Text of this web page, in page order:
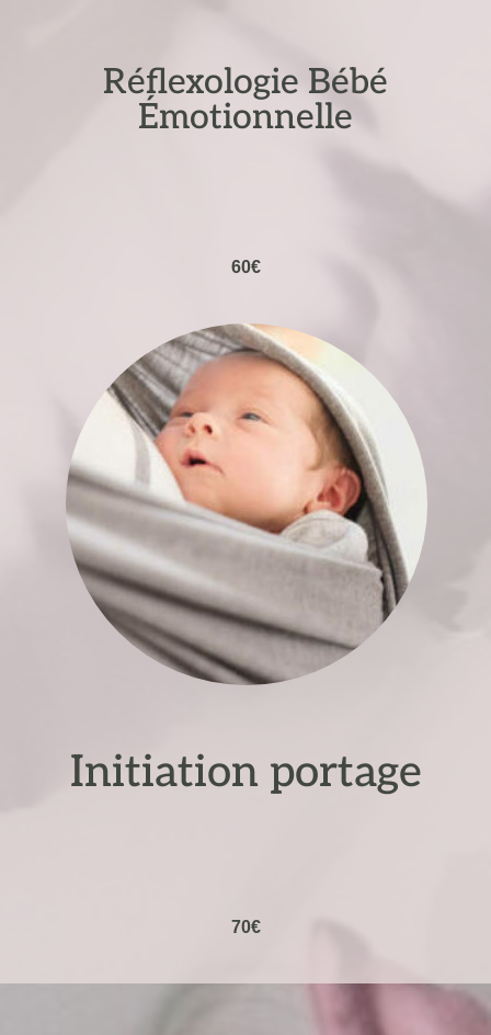
Réflexologie Bébé
Émotionnelle
60€
Initiation portage
70€